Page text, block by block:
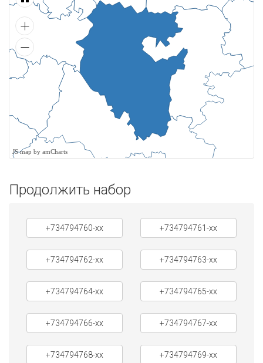
JS map by amCharts
Продолжить набор
+734794760-xx +734794761-xx
+734794762-xx +734794763-xx
+734794764-xx +734794765-xx
+734794766-xx +734794767-xx
+734794768-xx +734794769-xx